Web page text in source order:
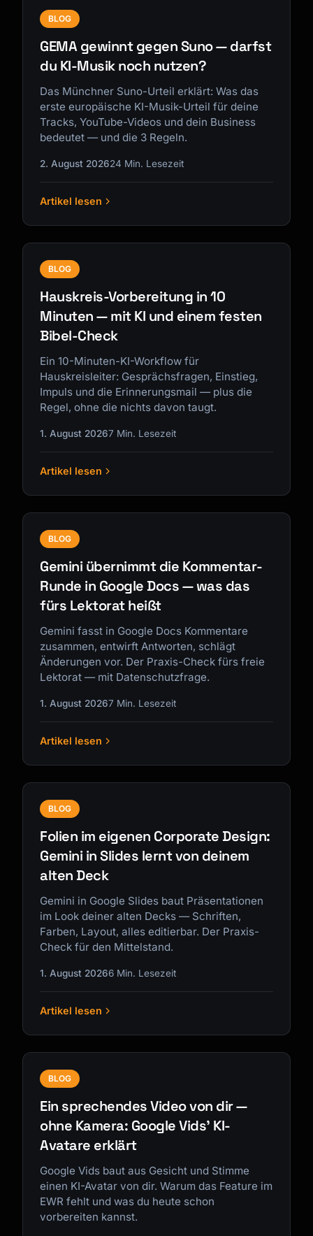
BLOG
GEMA gewinnt gegen Suno — darfst
du KI-Musik noch nutzen?
Das Münchner Suno-Urteil erklärt: Was das
erste europäische KI-Musik-Urteil für deine
Tracks, YouTube-Videos und dein Business
bedeutet — und die 3 Regeln.
2. August 202624 Min. Lesezeit
Artikel lesen
BLOG
Hauskreis-Vorbereitung in 10
Minuten — mit KI und einem festen
Bibel-Check
Ein 10-Minuten-KI-Workflow für
Hauskreisleiter: Gesprächsfragen, Einstieg,
Impuls und die Erinnerungsmail — plus die
Regel, ohne die nichts davon taugt.
1. August 20267 Min. Lesezeit
Artikel lesen
BLOG
Gemini übernimmt die Kommentar-
Runde in Google Docs — was das
fürs Lektorat heißt
Gemini fasst in Google Docs Kommentare
zusammen, entwirft Antworten, schlägt
Änderungen vor. Der Praxis-Check fürs freie
Lektorat — mit Datenschutzfrage.
1. August 20267 Min. Lesezeit
Artikel lesen
BLOG
Folien im eigenen Corporate Design:
Gemini in Slides lernt von deinem
alten Deck
Gemini in Google Slides baut Präsentationen
im Look deiner alten Decks — Schriften,
Farben, Layout, alles editierbar. Der Praxis-
Check für den Mittelstand.
1. August 20266 Min. Lesezeit
Artikel lesen
BLOG
Ein sprechendes Video von dir —
ohne Kamera: Google Vids' KI-
Avatare erklärt
Google Vids baut aus Gesicht und Stimme
einen KI-Avatar von dir. Warum das Feature im
EWR fehlt und was du heute schon
vorbereiten kannst.